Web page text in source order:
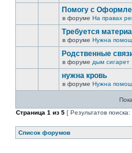
Помогу с
в форуме На правах
Требуется
в форуме Нужна
Родственные
в форуме дым сигарет
нужна кровь
в форуме Нужна
Страница 1 из 5 [ Результатов поиска:
Список форумов